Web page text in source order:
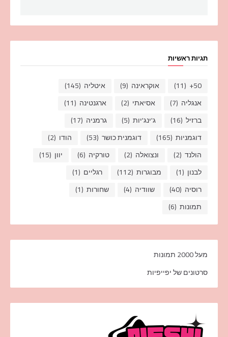
תגיות ראשיות
50+
(11) אוקראינה (9) איטליה (145)
אנגליה (7) אסיאתי (2) ארגנטינה (11)
ברזיל (16) ג'ינג'יות (5) גרמניה (17)
דוגמניות (165) דוגמנית כושר (53) הודו (2)
הולנד (2) ונצואלה (2) טורקיה (6) יוון (15)
לבנון (1) מבוגרות (112) רגליים (1)
רוסיה (40) שוודיה (4) שחורות (1)
תמונות (6)
מעל 2000 תמונות
סרטונים של יפייפיות